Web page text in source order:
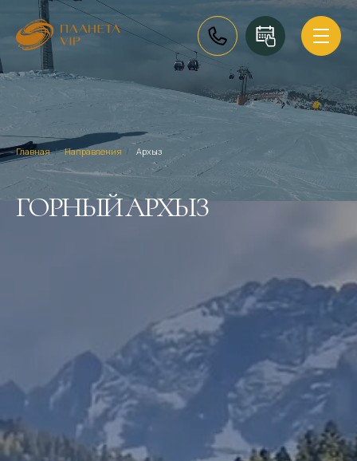
Главная / Направления / Архыз
ГОРНЫЙ АРХЫЗ